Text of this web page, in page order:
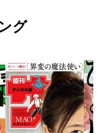
グ